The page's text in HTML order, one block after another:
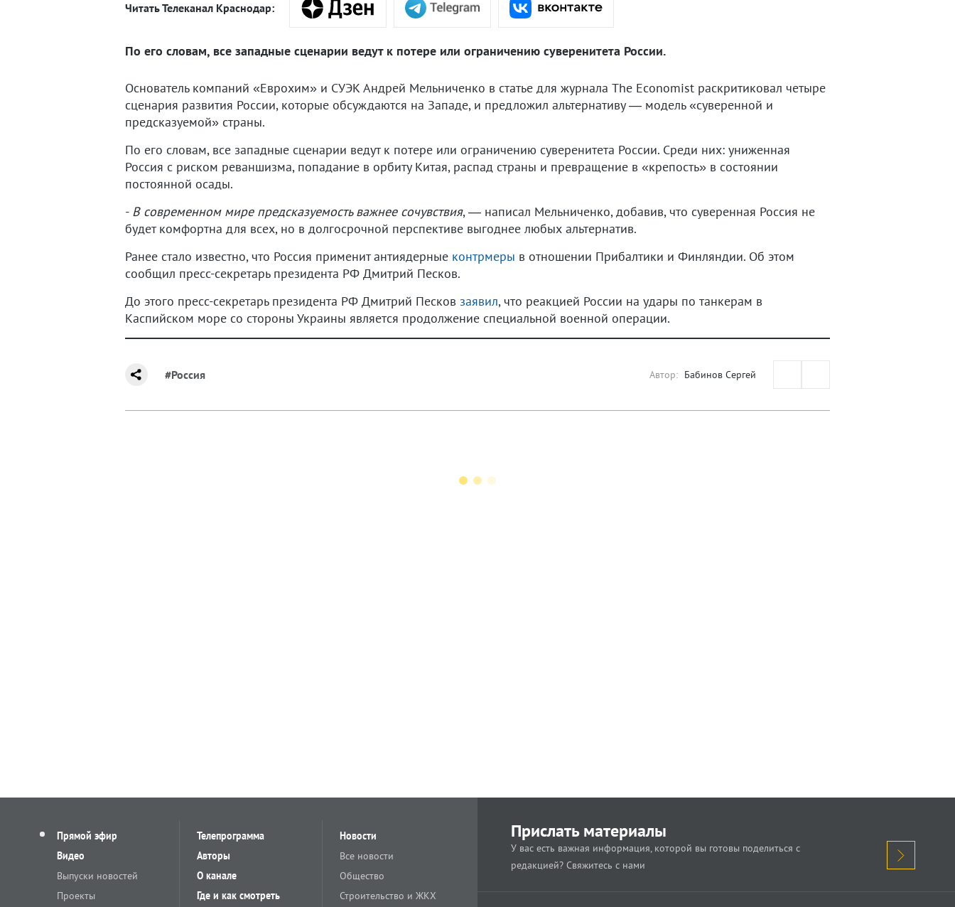
Читать Телеканал Краснодар:
По его словам, все западные сценарии ведут к потере или ограничению суверенитета России.
Основатель компаний «Еврохим» и СУЭК Андрей Мельниченко в статье для журнала The Economist раскритиковал четыре
сценария развития России, которые обсуждаются на Западе, и предложил альтернативу — модель «суверенной и
предсказуемой» страны.
По его словам, все западные сценарии ведут к потере или ограничению суверенитета России. Среди них: униженная
Россия с риском реваншизма, попадание в орбиту Китая, распад страны и превращение в «крепость» в состоянии
постоянной осады.
- В современном мире предсказуемость важнее сочувствия, — написал Мельниченко, добавив, что суверенная Россия не
будет комфортна для всех, но в долгосрочной перспективе выгоднее любых альтернатив.
Ранее стало известно, что Россия применит антиядерные контрмеры в отношении Прибалтики и Финляндии. Об этом
сообщил пресс-секретарь президента РФ Дмитрий Песков.
До этого пресс-секретарь президента РФ Дмитрий Песков заявил, что реакцией России на удары по танкерам в
Каспийском море со стороны Украины является продолжение специальной военной операции.
#Россия Автор: Бабинов Сергей
Прямой эфир
Видео
Выпуски новостей
Проекты
Телепрограмма
Авторы
О канале
Где и как смотреть
Новости
Все новости
Общество
Строительство и ЖКХ
Прислать материалы
У вас есть важная информация, которой вы готовы поделиться с
редакцией? Свяжитесь с нами